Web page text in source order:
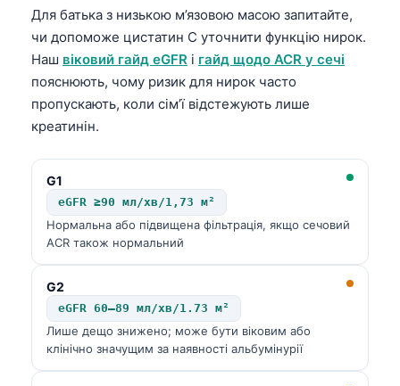
Для батька з низькою м’язовою масою запитайте,
чи допоможе цистатин C уточнити функцію нирок.
Наш віковий гайд eGFR і гайд щодо ACR у сечі
пояснюють, чому ризик для нирок часто
пропускають, коли сім’ї відстежують лише
креатинін.
G1
eGFR ≥90 мл/хв/1,73 м²
Нормальна або підвищена фільтрація, якщо сечовий
ACR також нормальний
G2
eGFR 60–89 мл/хв/1.73 м²
Лише дещо знижено; може бути віковим або
клінічно значущим за наявності альбумінурії
অসমীয়া
Galego
Latviešu valoda
Македонски јазик
العربية المغربية
Afrikaans
Монгол
ພາສາລາວ